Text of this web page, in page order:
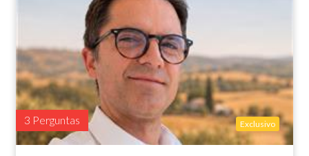
3 Perguntas Exclusivo